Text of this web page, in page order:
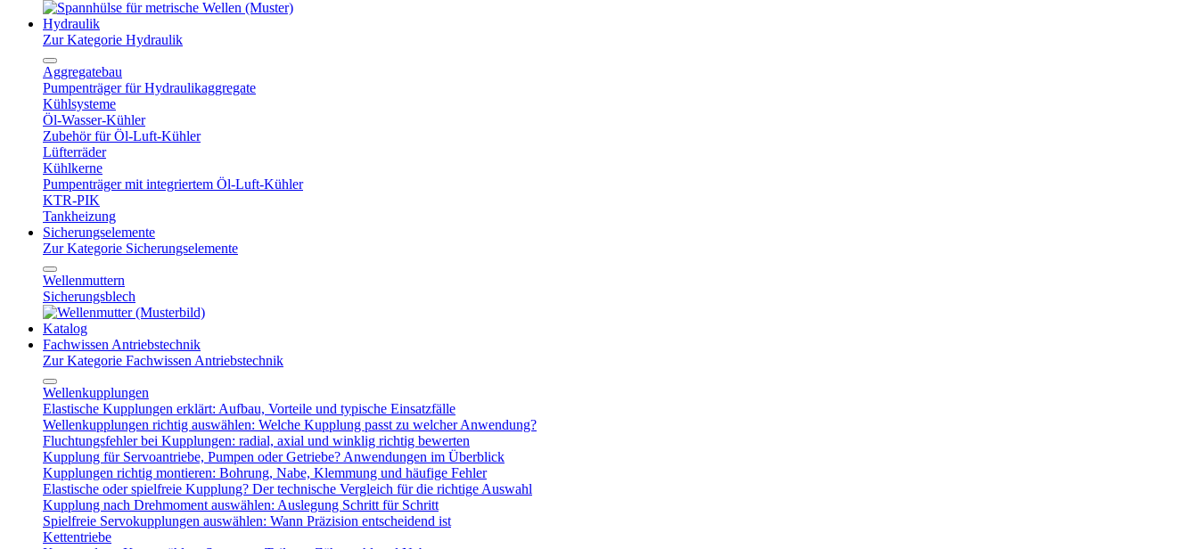
Hydraulik
Zur Kategorie Hydraulik
Aggregatebau
Pumpenträger für Hydraulikaggregate
Kühlsysteme
Öl-Wasser-Kühler
Zubehör für Öl-Luft-Kühler
Lüfterräder
Kühlkerne
Pumpenträger mit integriertem Öl-Luft-Kühler
KTR-PIK
Tankheizung
Sicherungselemente
Zur Kategorie Sicherungselemente
Wellenmuttern
Sicherungsblech
Katalog
Fachwissen Antriebstechnik
Zur Kategorie Fachwissen Antriebstechnik
Wellenkupplungen
Elastische Kupplungen erklärt: Aufbau, Vorteile und typische Einsatzfälle
Wellenkupplungen richtig auswählen: Welche Kupplung passt zu welcher Anwendung?
Fluchtungsfehler bei Kupplungen: radial, axial und winklig richtig bewerten
Kupplung für Servoantriebe, Pumpen oder Getriebe? Anwendungen im Überblick
Kupplungen richtig montieren: Bohrung, Nabe, Klemmung und häufige Fehler
Elastische oder spielfreie Kupplung? Der technische Vergleich für die richtige Auswahl
Kupplung nach Drehmoment auswählen: Auslegung Schritt für Schritt
Spielfreie Servokupplungen auswählen: Wann Präzision entscheidend ist
Kettentriebe